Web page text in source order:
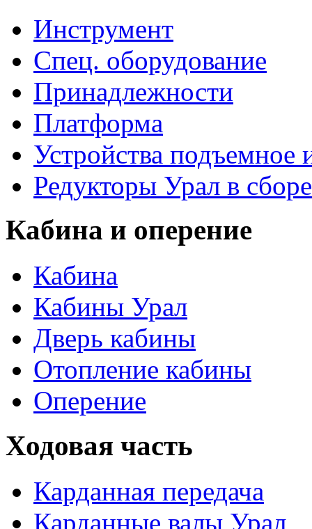
Инструмент
Спец. оборудование
Принадлежности
Платформа
Устройства
Редукторы Урал в сборе
Кабина и оперение
Кабина
Кабины Урал
Дверь кабины
Отопление кабины
Оперение
Ходовая часть
Карданная передача
Карданные валы Урал